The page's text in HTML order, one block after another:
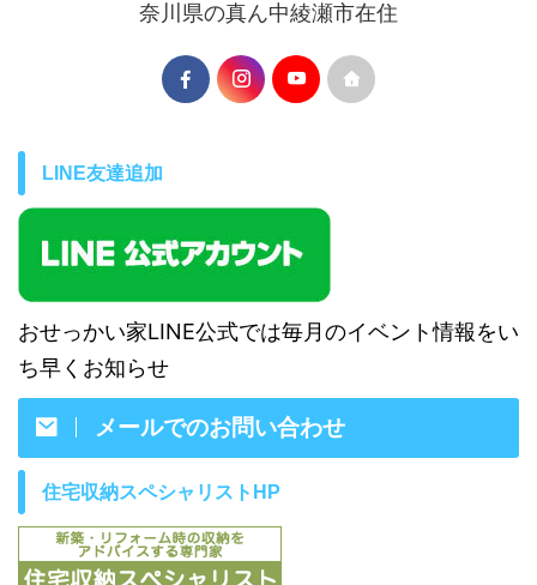
奈川県の真ん中綾瀬市在住
LINE友達追加
おせっかい家LINE公式では毎月のイベント情報をい
ち早くお知らせ
メールでのお問い合わせ
住宅収納スペシャリストHP